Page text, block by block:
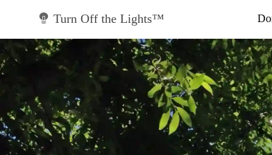
Turn Off the Lights™